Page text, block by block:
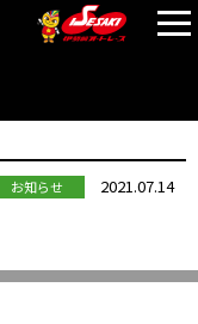
お知らせ 2021.07.14